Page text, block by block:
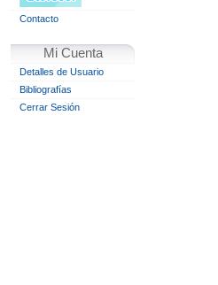
Contacto
Mi Cuenta
Detalles de Usuario
Bibliografías
Cerrar Sesión